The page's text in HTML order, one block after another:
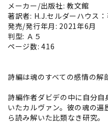
メーカー/出版社: 教文館
著訳者: H.J.セルダーハウス
発売/発行年月: 2021年6月
判型: Ａ５
ページ数: 416
詩編は魂のすべての感情の解
詩編作者ダビデの中に自分
いたカルヴァン。彼の魂の
ら読み解いた比類なき研究。